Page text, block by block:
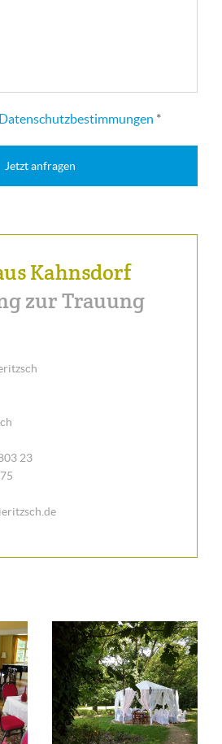
Datenschutzbestimmungen *
Jetzt anfragen
Kahnsdorf
zur Trauung
23